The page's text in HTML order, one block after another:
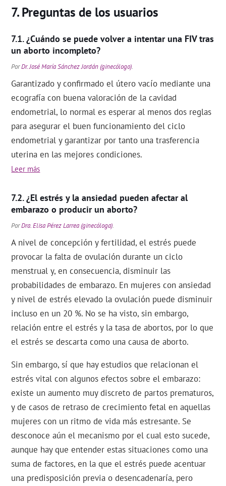
Preguntas de los usuarios
¿Cuándo se puede volver a intentar una FIV tras
un aborto incompleto?
PorDr. José María Sánchez Jordán (ginecólogo).
Garantizado y confirmado el útero vacío mediante una
ecografía con buena valoración de la cavidad
endometrial, lo normal es esperar al menos dos reglas
para asegurar el buen funcionamiento del ciclo
endometrial y garantizar por tanto una trasferencia
uterina en las mejores condiciones.
Leer más
¿El estrés y la ansiedad pueden afectar al
embarazo o producir un aborto?
PorDra. Elisa Pérez Larrea (ginecóloga).
A nivel de concepción y fertilidad, el estrés puede
provocar la falta de ovulación durante un ciclo
menstrual y, en consecuencia, disminuir las
probabilidades de embarazo. En mujeres con ansiedad
y nivel de estrés elevado la ovulación puede disminuir
incluso en un 20 %. No se ha visto, sin embargo,
relación entre el estrés y la tasa de abortos, por lo que
el estrés se descarta como una causa de aborto.
Sin embargo, sí que hay estudios que relacionan el
estrés vital con algunos efectos sobre el embarazo:
existe un aumento muy discreto de partos prematuros,
y de casos de retraso de crecimiento fetal en aquellas
mujeres con un ritmo de vida más estresante. Se
desconoce aún el mecanismo por el cual esto sucede,
aunque hay que entender estas situaciones como una
suma de factores, en la que el estrés puede acentuar
una predisposición previa o desencadenaría, pero